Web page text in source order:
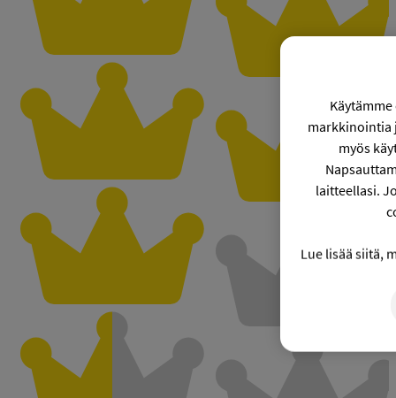
markkinointia
myös
laitteellasi.
Lue lisää siitä,